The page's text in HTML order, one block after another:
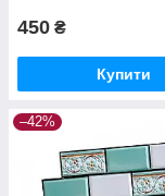
450 ₴
Купити
–42%